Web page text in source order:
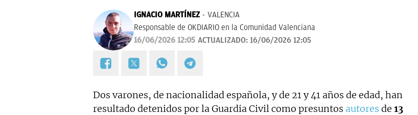
IGNACIO MARTÍNEZ
VALENCIA
Responsable de OKDIARIO en la Comunidad Valenciana
16/06/2026 12:05 ACTUALIZADO: 16/06/2026 12:05
Dos varones, de nacionalidad española, y de 21 y 41 años de edad, han
resultado detenidos por la Guardia Civil como presuntos autores de 13